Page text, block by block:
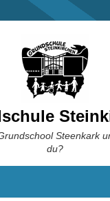
Steenkark
du?